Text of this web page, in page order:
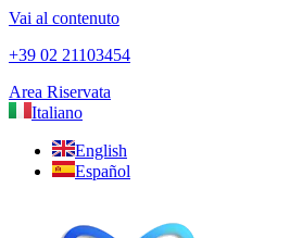
Vai al contenuto
+39 02 21103454
Area Riservata
Italiano
English
Español